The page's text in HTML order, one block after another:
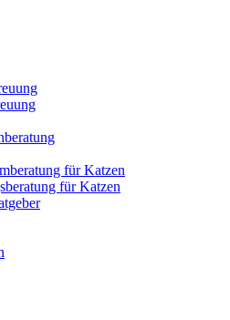
für Katzen
für Katzen